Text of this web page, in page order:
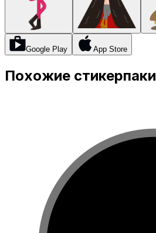
Google Play App Store
Похожие стикерпаки